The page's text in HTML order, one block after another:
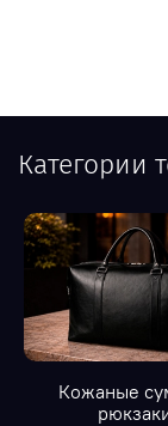
Категории
Кожаные